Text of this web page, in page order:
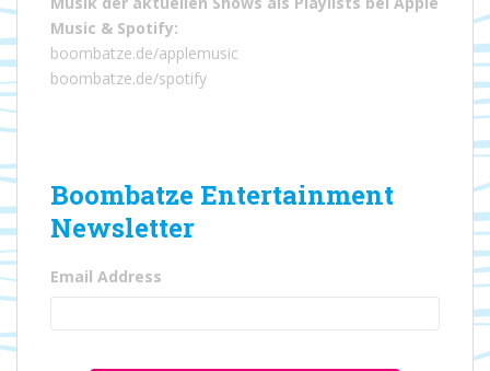
Music & Spotify:
boombatze.de/applemusic
boombatze.de/spotify
Boombatze Entertainment
Newsletter
Email Address